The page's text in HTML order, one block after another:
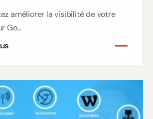
améliorer la visibilité de votre
Go...